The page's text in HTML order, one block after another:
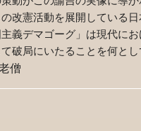
改憲活動を展開している
義デマゴーグ」は現代に
破局にいたることを何と
僧